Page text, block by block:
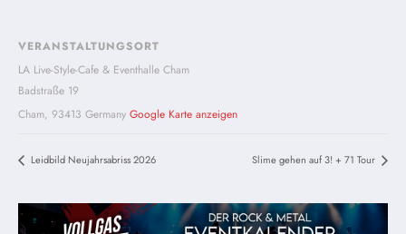
VERANSTALTUNGSORT
LA Live-Style-Cafe & Eventhalle Cham
Badstraße 19
Cham, 93413 Germany Google Karte anzeigen
Leidbild Neujahrsabriss 2026 Slime gehen auf 3! + 71 Tour